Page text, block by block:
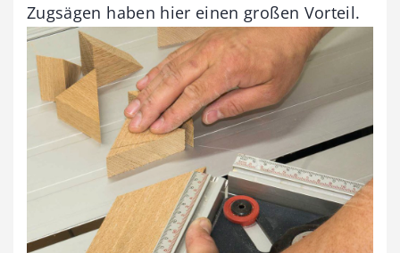
Zugsägen haben hier einen großen Vorteil.